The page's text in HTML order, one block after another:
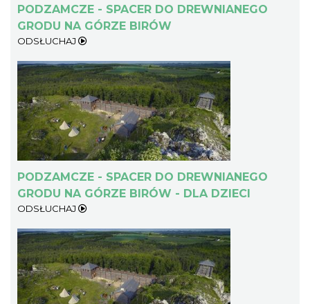
PODZAMCZE - SPACER DO DREWNIANEGO
GRODU NA GÓRZE BIRÓW
ODSŁUCHAJ
PODZAMCZE - SPACER DO DREWNIANEGO
GRODU NA GÓRZE BIRÓW - DLA DZIECI
ODSŁUCHAJ